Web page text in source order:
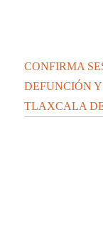
CONFIRMA
DEFUNCIÓN
TLAXCALA